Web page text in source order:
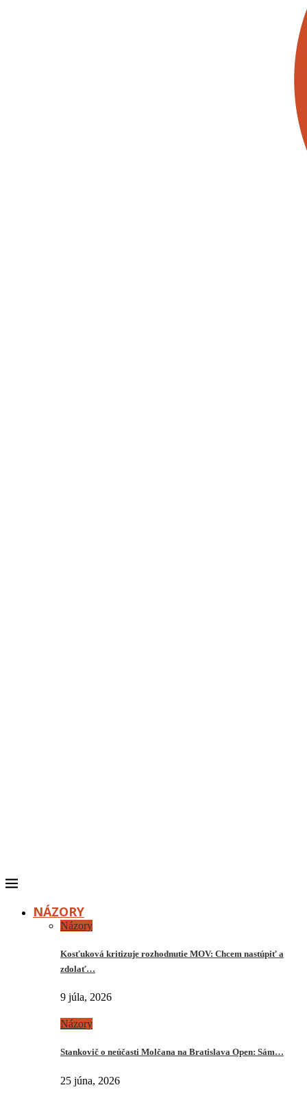
NÁZORY
Názory
Kosťuková kritizuje rozhodnutie MOV: Chcem nastúpiť a
zdolať…
9 júla, 2026
Názory
Stankovič o neúčasti Molčana na Bratislava Open: Sám…
25 júna, 2026